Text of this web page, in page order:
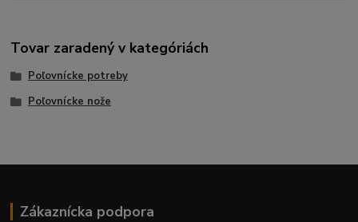
Tovar zaradený v kategóriách
Poľovnícke potreby
Poľovnícke nože
Zákaznícka podpora